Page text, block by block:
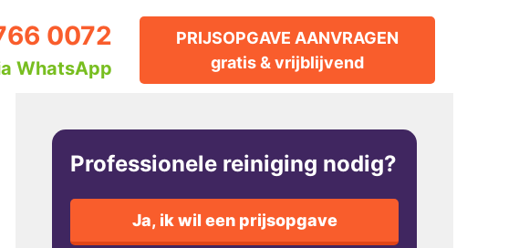
0072
WhatsApp
PRIJSOPGAVE AANVRAGEN
gratis & vrijblijvend
Professionele reiniging nodig?
Ja, ik wil een prijsopgave